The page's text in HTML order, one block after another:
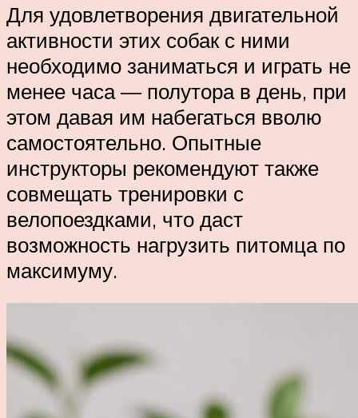
Для удовлетворения двигательной
активности этих собак с ними
необходимо заниматься и играть не
менее часа — полутора в день, при
этом давая им набегаться вволю
самостоятельно. Опытные
инструкторы рекомендуют также
совмещать тренировки с
велопоездками, что даст
возможность нагрузить питомца по
максимуму.